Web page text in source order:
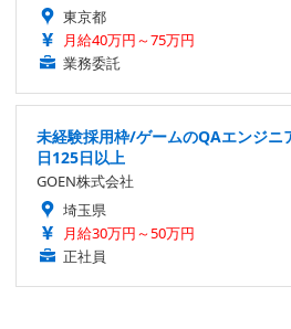
東京都
月給40万円～75万円
業務委託
未経験採用枠/ゲームのQAエンジ
日125日以上
GOEN株式会社
埼玉県
月給30万円～50万円
正社員